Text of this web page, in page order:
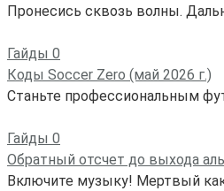
Пронесись сквозь волны.
Гайды 0
Коды Soccer Zero (май 2026 г.)
Станьте профессиональным
Гайды 0
Обратный отсчет до выхода
Включите музыку! Мертвый